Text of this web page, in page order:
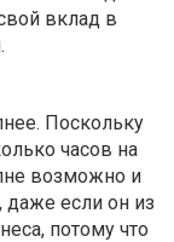
вклад в
Поскольку
часов на
возможно и
даже если он из
потому что